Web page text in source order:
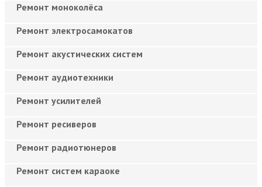
Ремонт моноколёса
Ремонт электросамокатов
Ремонт акустических систем
Ремонт аудиотехники
Ремонт усилителей
Ремонт ресиверов
Ремонт радиотюнеров
Ремонт систем караоке